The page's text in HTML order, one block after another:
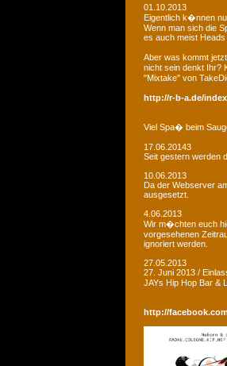
01.10.2013
Eigentlich k�nnen
Wenn man sich die
es auch meist
Aber was kommt
nicht sein denkt Ihr?
"Mixtake" von
http://r-b-a.de/
Viel Spa� beim
17.06.20143
Seit gestern werden
10.06.2013
Da der Webserver
ausgesetzt.
4.06.2013
Wir m�chten euch
vorgesehenen
ignoriert werden.
27.05.2013
27. Juni 2013 /
JAYs Hip Hop Bar &
http://